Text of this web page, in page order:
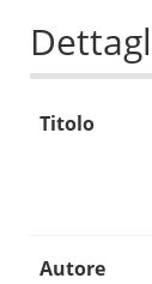
Titolo
Autore